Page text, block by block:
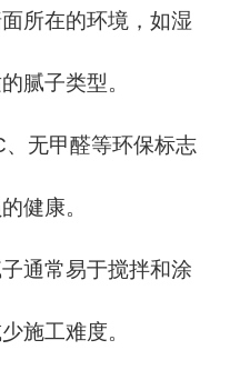
面所在的环境，如湿
腻子类型。
无甲醛等环保标志
健康。
子通常易于搅拌和涂
施工难度。